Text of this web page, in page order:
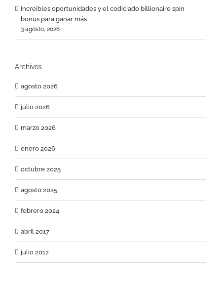
Increíbles oportunidades y el codiciado billionaire spin
bonus para ganar más
3 agosto, 2026
Archivos
agosto 2026
julio 2026
marzo 2026
enero 2026
octubre 2025
agosto 2025
febrero 2024
abril 2017
julio 2012